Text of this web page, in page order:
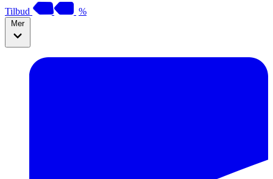
Tilbud %
Mer